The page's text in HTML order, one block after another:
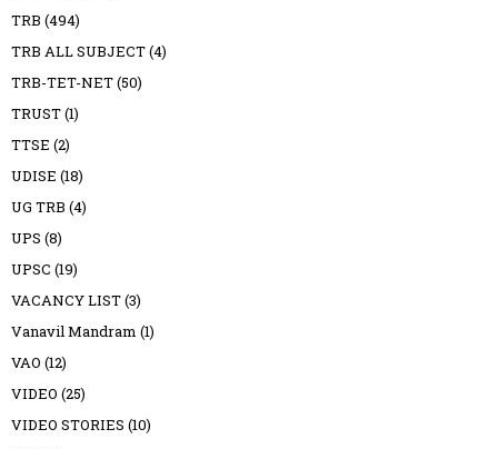
TRB (494)
TRB ALL SUBJECT(4)
TRB-TET-NET(50)
TRUST(1)
TTSE (2)
UDISE (18)
UG TRB (4)
UPS (8)
UPSC (19)
VACANCY LIST(3)
Vanavil Mandram (1)
VAO (12)
VIDEO (25)
VIDEO STORIES (10)